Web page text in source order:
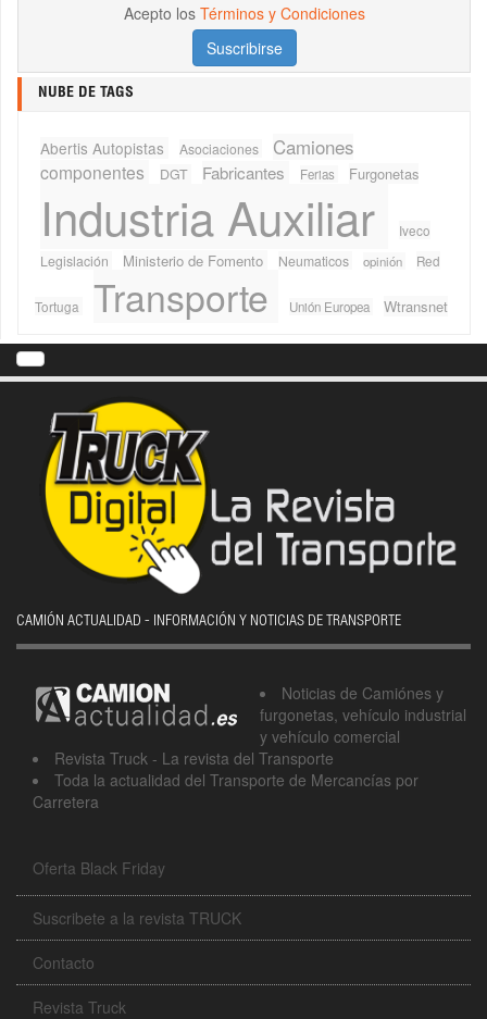
Acepto los Términos y Condiciones
NUBE DE TAGS
Abertis Autopistas Asociaciones Camiones
componentes DGT Fabricantes Ferias Furgonetas
Industria Auxiliar
Iveco
Legislación
Ministerio de Fomento Neumaticos opinión Red
Tortuga Transporte Unión Europea Wtransnet
CAMIÓN ACTUALIDAD - INFORMACIÓN Y NOTICIAS DE TRANSPORTE
Noticias de Camiónes y
furgonetas, vehículo industrial
y vehículo comercial
Revista Truck - La revista del Transporte
Toda la actualidad del Transporte de Mercancías por
Carretera
Oferta Black Friday
Suscribete a la revista TRUCK
Contacto
Revista Truck